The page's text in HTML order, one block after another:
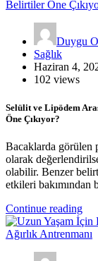
Duygu
Sağlık
Haziran 4,
102 views
Selülit ve Lipödem
Öne Çıkıyor?
Bacaklarda görülen
olarak
olabilir. Benzer
etkileri
Continue reading